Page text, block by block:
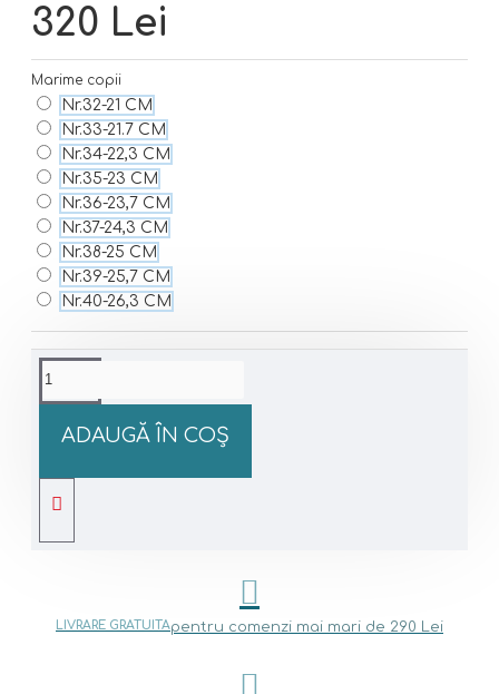
320 Lei
Marime copii
Nr.32-21 CM
Nr.33-21.7 CM
Nr.34-22,3 CM
Nr.35-23 CM
Nr.36-23,7 CM
Nr.37-24,3 CM
Nr.38-25 CM
Nr.39-25,7 CM
Nr.40-26,3 CM
ADAUGĂ ÎN COŞ
LIVRARE GRATUITApentru comenzi mai mari de 290 Lei